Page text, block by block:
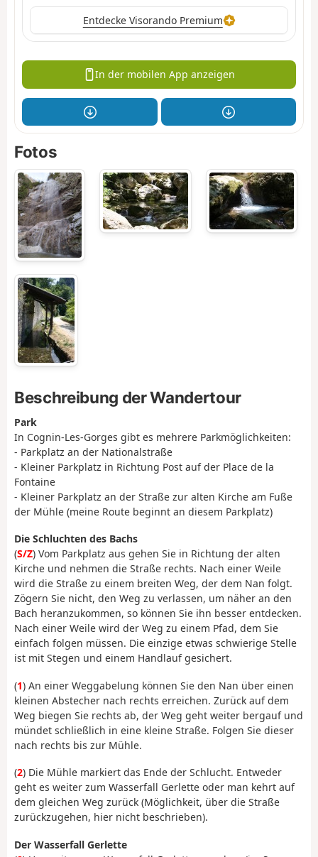
Entdecke Visorando Premium
In der mobilen App anzeigen
Fotos
Beschreibung der Wandertour
Park
In Cognin-Les-Gorges gibt es mehrere Parkmöglichkeiten:
- Parkplatz an der Nationalstraße
- Kleiner Parkplatz in Richtung Post auf der Place de la
Fontaine
- Kleiner Parkplatz an der Straße zur alten Kirche am Fuße
der Mühle (meine Route beginnt an diesem Parkplatz)
Die Schluchten des Bachs
(S/Z) Vom Parkplatz aus gehen Sie in Richtung der alten
Kirche und nehmen die Straße rechts. Nach einer Weile
wird die Straße zu einem breiten Weg, der dem Nan folgt.
Zögern Sie nicht, den Weg zu verlassen, um näher an den
Bach heranzukommen, so können Sie ihn besser entdecken.
Nach einer Weile wird der Weg zu einem Pfad, dem Sie
einfach folgen müssen. Die einzige etwas schwierige Stelle
ist mit Stegen und einem Handlauf gesichert.
(1) An einer Weggabelung können Sie den Nan über einen
kleinen Abstecher nach rechts erreichen. Zurück auf dem
Weg biegen Sie rechts ab, der Weg geht weiter bergauf und
mündet schließlich in eine kleine Straße. Folgen Sie dieser
nach rechts bis zur Mühle.
(2) Die Mühle markiert das Ende der Schlucht. Entweder
geht es weiter zum Wasserfall Gerlette oder man kehrt auf
dem gleichen Weg zurück (Möglichkeit, über die Straße
zurückzugehen, hier nicht beschrieben).
Der Wasserfall Gerlette